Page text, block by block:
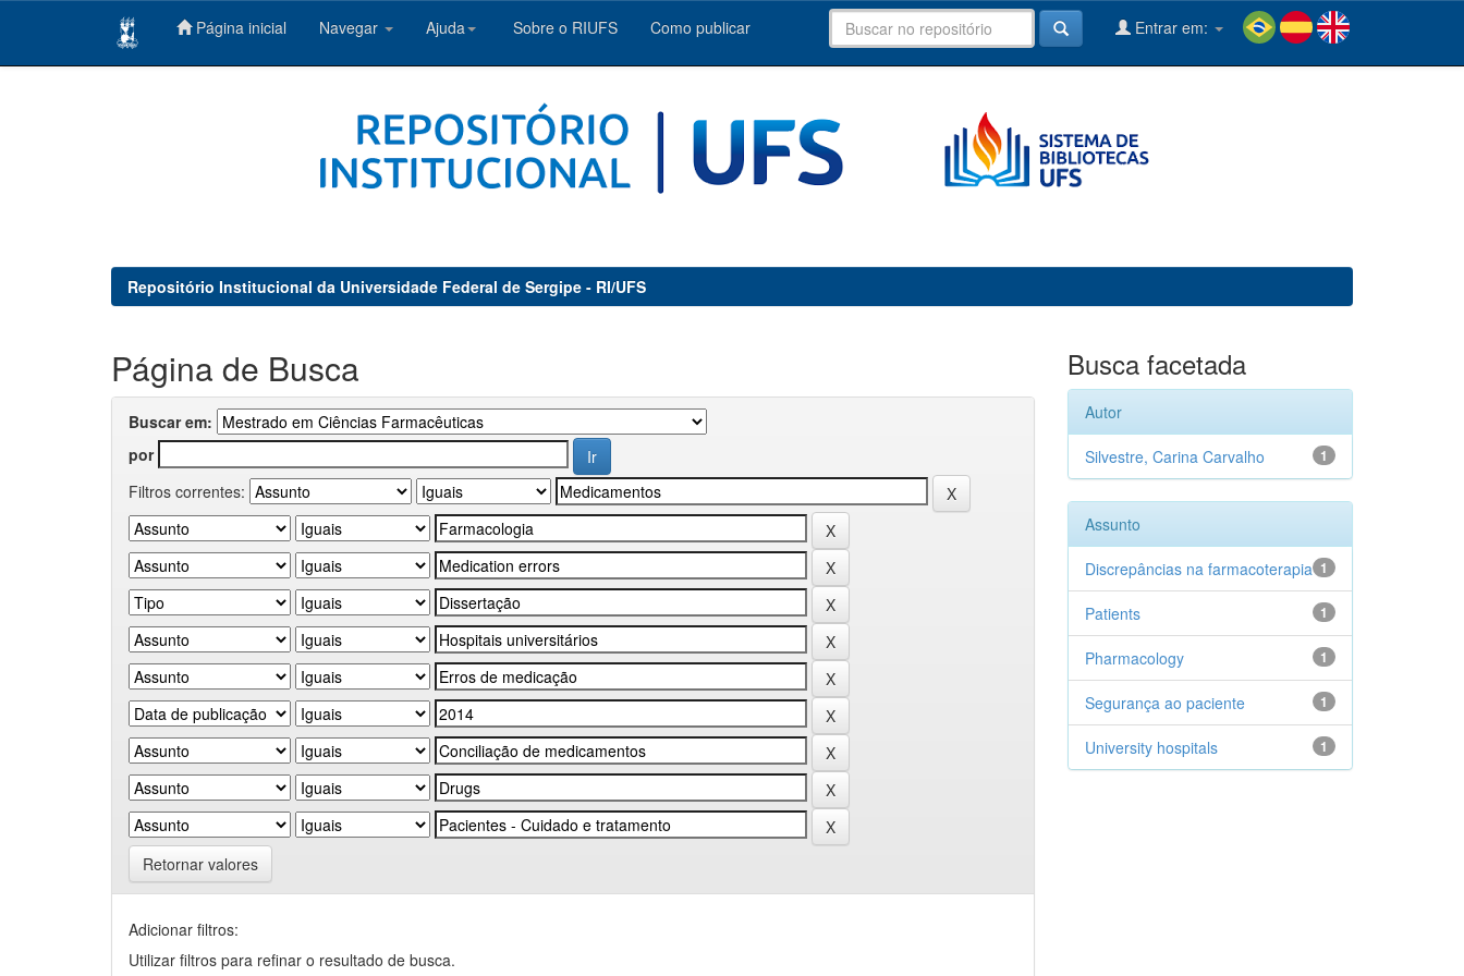
Página inicial Navegar Ajuda Sobre o RIUFS Como publicar Entrar em:
Repositório Institucional da Universidade Federal de Sergipe - RI/UFS
Página de Busca
Buscar em:
por
Filtros correntes:
Retornar valores
Adicionar filtros:
Utilizar filtros para refinar o resultado de busca.
Busca facetada
Autor
1
Silvestre, Carina Carvalho
Assunto
1
Discrepâncias na farmacoterapia
1
Patients
1
Pharmacology
1
Segurança ao paciente
1
University hospitals